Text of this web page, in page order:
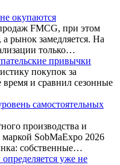
окупаются
FMCG, при этом
рынок замедляется. На
только…
привычки
покупок за
время и сравнил сезонные
самостоятельных
производства и
маркой SobMaExpo 2026
собственные…
уже не